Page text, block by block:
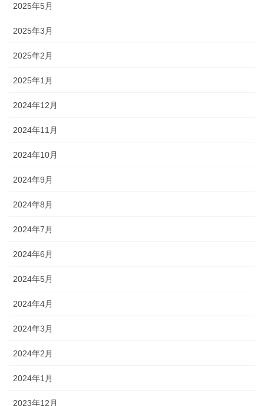
2025年5月
2025年3月
2025年2月
2025年1月
2024年12月
2024年11月
2024年10月
2024年9月
2024年8月
2024年7月
2024年6月
2024年5月
2024年4月
2024年3月
2024年2月
2024年1月
2023年12月